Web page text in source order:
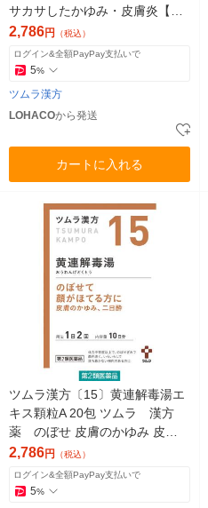
サカサしたかゆみ・皮膚炎【第
2類医薬品】
2,786円 （税込）
ログイン&全額PayPay支払いで
5%
ツムラ漢方
LOHACOから発送
カートに入れる
ツムラ漢方〔15〕黄連解毒湯エ
キス顆粒A 20包 ツムラ 漢方
薬 のぼせ 皮膚のかゆみ 皮膚
炎【第2類医薬品】
2,786円 （税込）
ログイン&全額PayPay支払いで
5%